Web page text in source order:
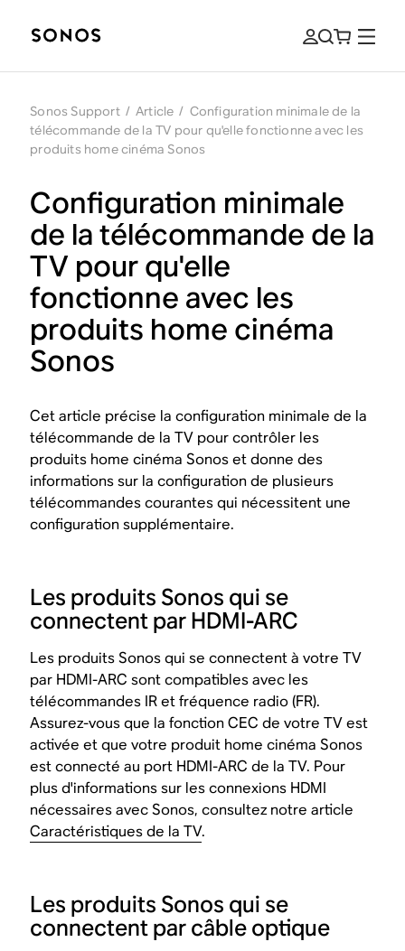
Sonos Support / Article / Configuration minimale de la
télécommande de la TV pour qu'elle fonctionne avec les
produits home cinéma Sonos
Configuration minimale
de la télécommande de la
TV pour qu'elle
fonctionne avec les
produits home cinéma
Sonos
Cet article précise la configuration minimale de la
télécommande de la TV pour contrôler les
produits home cinéma Sonos et donne des
informations sur la configuration de plusieurs
télécommandes courantes qui nécessitent une
configuration supplémentaire.
Les produits Sonos qui se
connectent par HDMI-ARC
Les produits Sonos qui se connectent à votre TV
par HDMI-ARC sont compatibles avec les
télécommandes IR et fréquence radio (FR).
Assurez-vous que la fonction CEC de votre TV est
activée et que votre produit home cinéma Sonos
est connecté au port HDMI-ARC de la TV. Pour
plus d'informations sur les connexions HDMI
nécessaires avec Sonos, consultez notre article
Caractéristiques de la TV.
Les produits Sonos qui se
connectent par câble optique